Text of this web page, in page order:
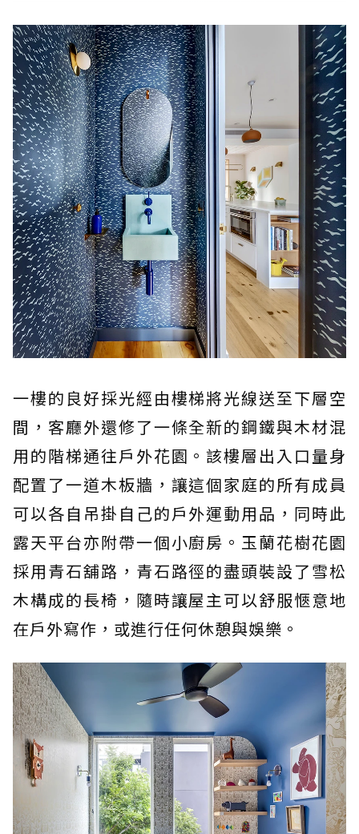
一樓的良好採光經由樓梯將光線送至下層空
間，客廳外還修了一條全新的鋼鐵與木材混
用的階梯通往戶外花園。該樓層出入口量身
配置了一道木板牆，讓這個家庭的所有成員
可以各自吊掛自己的戶外運動用品，同時此
露天平台亦附帶一個小廚房。玉蘭花樹花園
採用青石舖路，青石路徑的盡頭裝設了雪松
木構成的長椅，隨時讓屋主可以舒服愜意地
在戶外寫作，或進行任何休憩與娛樂。